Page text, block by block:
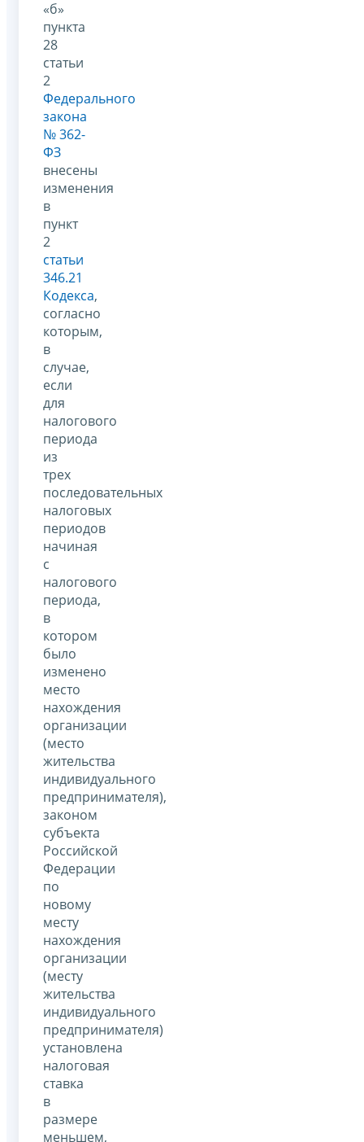
«б»
пункта
28
статьи
2
Федерального
закона
№ 362-
ФЗ
внесены
изменения
в
пункт
2
статьи
346.21
Кодекса,
согласно
которым,
в
случае,
если
для
налогового
периода
из
трех
последовательных
налоговых
периодов
начиная
с
налогового
периода,
в
котором
было
изменено
место
нахождения
организации
(место
жительства
индивидуального
предпринимателя),
законом
субъекта
Российской
Федерации
по
новому
месту
нахождения
организации
(месту
жительства
индивидуального
предпринимателя)
установлена
налоговая
ставка
в
размере
меньшем,